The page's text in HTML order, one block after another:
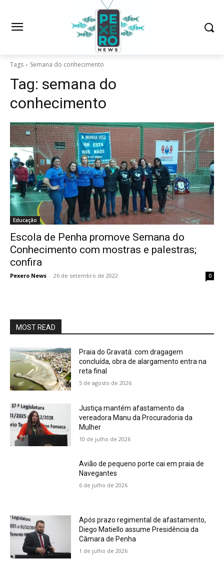
Tags Semana do conhecimento
Tag: semana do
conhecimento
Educação
Escola de Penha promove Semana do
Conhecimento com mostras e palestras;
confira
Pexero News - 26 de setembro de 2022 0
MOST READ
Praia do Gravatá: com dragagem
concluída, obra de alargamento entra na
reta final
5 de agosto de 2026
Justiça mantém afastamento da
vereadora Manu da Procuradoria da
Mulher
10 de julho de 2026
Avião de pequeno porte cai em praia de
Navegantes
6 de julho de 2026
Após prazo regimental de afastamento,
Diego Matiello assume Presidência da
Câmara de Penha
1 de julho de 2026